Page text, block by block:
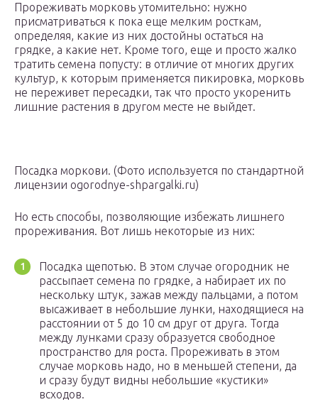
Прореживать морковь утомительно: нужно
присматриваться к пока еще мелким росткам,
определяя, какие из них достойны остаться на
грядке, а какие нет. Кроме того, еще и просто жалко
тратить семена попусту: в отличие от многих других
культур, к которым применяется пикировка, морковь
не переживет пересадки, так что просто укоренить
лишние растения в другом месте не выйдет.
Посадка моркови. (Фото используется по стандартной
лицензии ogorodnye-shpargalki.ru)
Но есть способы, позволяющие избежать лишнего
прореживания. Вот лишь некоторые из них:
Посадка щепотью. В этом случае огородник не
рассыпает семена по грядке, а набирает их по
нескольку штук, зажав между пальцами, а потом
высаживает в небольшие лунки, находящиеся на
расстоянии от 5 до 10 см друг от друга. Тогда
между лунками сразу образуется свободное
пространство для роста. Прореживать в этом
случае морковь надо, но в меньшей степени, да
и сразу будут видны небольшие «кустики»
всходов.